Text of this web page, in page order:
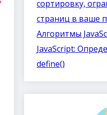
сортировку,
страниц в ваше
Алгоритмы
JavaScript:
define()